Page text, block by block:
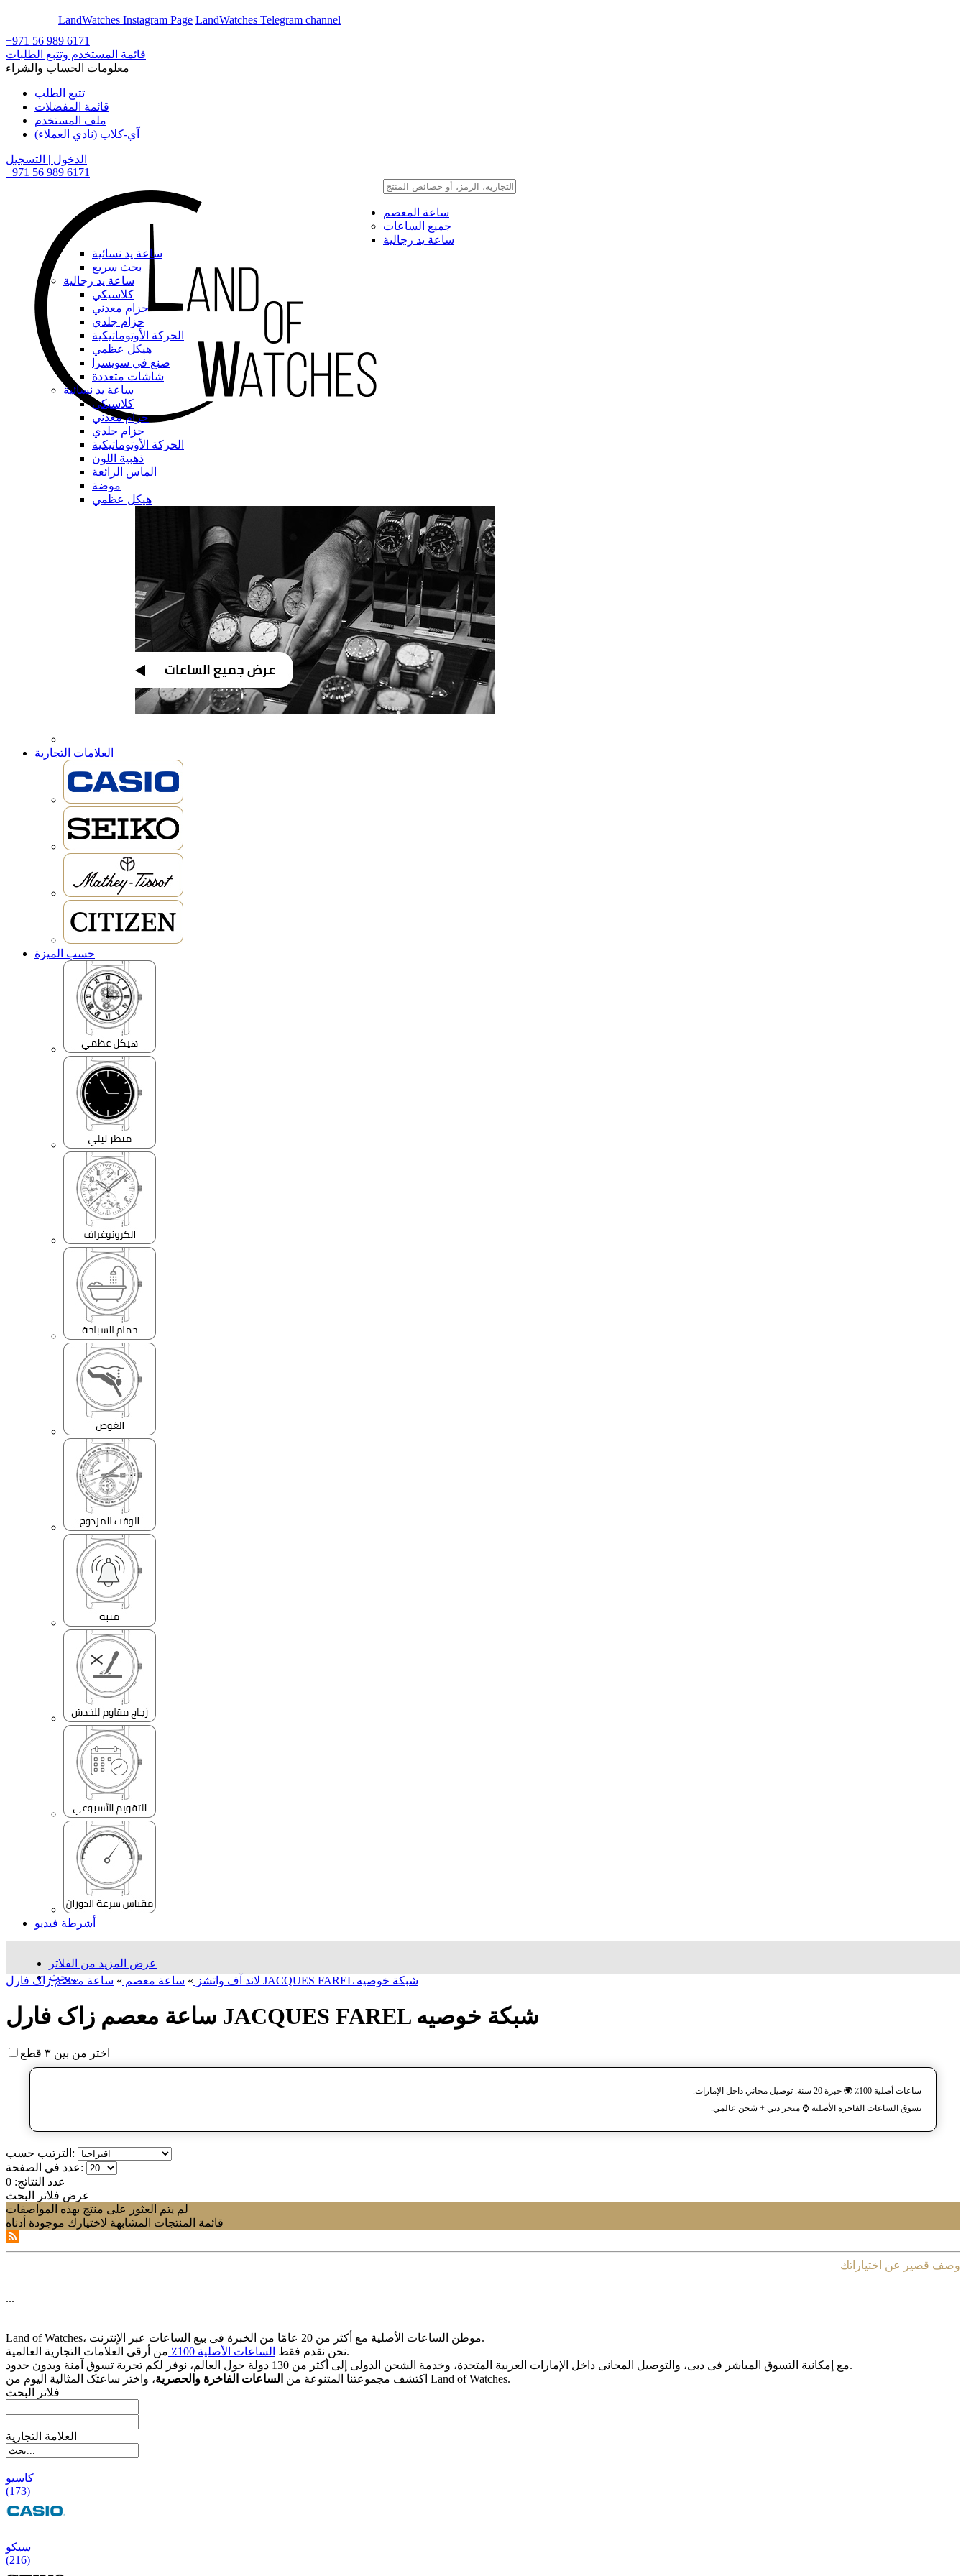
LandWatches Instagram Page LandWatches Telegram channel
+971 56 989 6171
قائمة المستخدم وتتبع الطلبات
معلومات الحساب والشراء
تتبع الطلب
قائمة المفضلات
ملف المستخدم
آي-كلاب (نادي العملاء)
الدخول | التسجيل
+971 56 989 6171
ساعة المعصم
جميع الساعات
ساعة يد رجالية
ساعة يد نسائية
بحث سريع
ساعة يد رجالية
كلاسيكي
حزام معدني
حزام جلدي
الحركة الأوتوماتيكية
هيكل عظمي
صنع في سويسرا
شاشات متعددة
ساعة يد نسائية
كلاسيكي
حزام معدني
حزام جلدي
الحركة الأوتوماتيكية
ذهبية اللون
الماس الرائعة
موضة
هيكل عظمي
العلامات التجارية
حسب الميزة
أشرطة فيديو
عرض المزيد من الفلاتر
بحث...
لاند آف واتشز » ساعة معصم » ساعة معصم زاک فارل JACQUES FAREL شبكة خوصیه
ساعة معصم زاک فارل JACQUES FAREL شبكة خوصیه
اختر من بين ٣ قطع
ساعات أصلية 100٪ 🌍 خبرة 20 سنة. توصيل مجاني داخل الإمارات.
تسوق الساعات الفاخرة الأصلية ⌚️ متجر دبي + شحن عالمي.
الترتيب حسب:
عدد في الصفحة:
عدد النتائج: 0
عرض فلاتر البحث
لم يتم العثور على منتج بهذه المواصفات
قائمة المنتجات المشابهة لاختيارك موجودة أدناه
وصف قصير عن اختياراتك
...
Land of Watches، موطن الساعات الأصلیة مع أکثر من 20 عامًا من الخبرة فی بیع الساعات عبر الإنترنت.
نحن نقدم فقط الساعات الأصلیة 100٪
من أرقى العلامات التجاریة العالمیة.
مع إمکانیة التسوق المباشر فی دبی، والتوصیل المجانی داخل الإمارات العربیة المتحدة، وخدمة الشحن الدولی إلى أکثر من 130 دولة حول العالم، نوفر لکم تجربة تسوق آمنة وبدون حدود.
اکتشف مجموعتنا المتنوعة من الساعات الفاخرة والحصریة
، واختر ساعتک المثالیة الیوم من Land of Watches.
فلاتر البحث
العلامة التجارية
کاسیو
(173)
سیکو
(216)